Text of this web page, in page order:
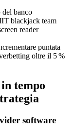
banco
blackjack team
reader
puntata
oltre il 5 %
tempo
software